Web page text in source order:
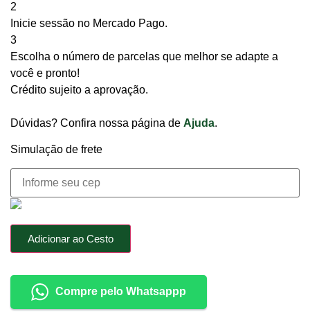
2
Inicie sessão no Mercado Pago.
3
Escolha o número de parcelas que melhor se adapte a
você e pronto!
Crédito sujeito a aprovação.
Dúvidas? Confira nossa página de Ajuda.
Simulação de frete
Adicionar ao Cesto
Compre pelo Whatsappp